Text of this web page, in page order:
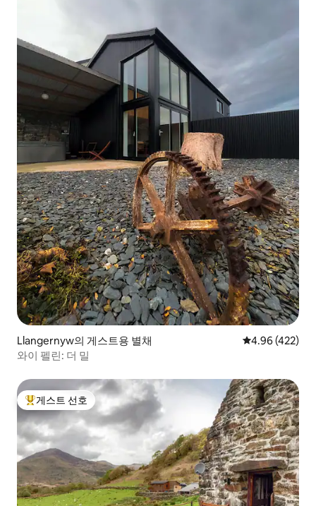
Llangernyw의 게스트용 별채 평점 4.96점(5
4.96 (422)
와이 펠린: 더 밀
상위 게스트 선호
게스트 선호